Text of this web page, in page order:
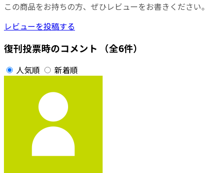
この商品をお持ちの方、ぜひレビューをお書きください。
レビューを投稿する
復刊投票時のコメント （全6件）
人気順 新着順